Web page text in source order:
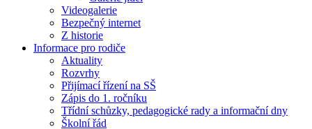
Videogalerie
Bezpečný internet
Z historie
Informace pro rodiče
Aktuality
Rozvrhy
Přijímací řízení na SŠ
Zápis do 1. ročníku
Třídní schůzky, pedagogické rady a informační dny
Školní řád